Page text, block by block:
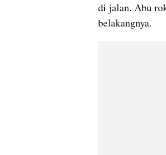
di jalan. Abu
belakangnya.